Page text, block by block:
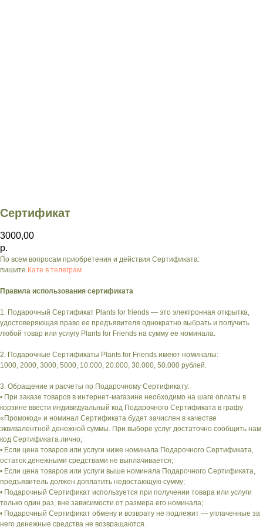
Сертификат
3000,00
р.
По всем вопросам приобретения и действия Сертификата:
пишите Кате в телеграм
Правила использования сертификата
1. Подарочный Сертификат Plants for friends — это электронная открытка,
удостоверяющая право ее предъявителя однократно выбрать и получить
любой товар или услугу Plants for Friends на сумму ее номинала.
2. Подарочные Сертификаты Plants for Friends имеют номиналы:
1000, 2000, 3000, 5000, 10.000, 20.000, 30.000, 50.000 рублей.
3. Обращение и расчеты по Подарочному Сертификату:
• При заказе товаров в интернет-магазине необходимо на шаге оплаты в
корзине ввести индивидуальный код Подарочного Сертификата в графу
«Промокод» и номинал Сертификата будет зачислен в качестве
эквивалентной денежной суммы. При выборе услуг достаточно сообщить нам
код Сертификата лично;
• Если цена товаров или услуги ниже номинала Подарочного Сертификата,
остаток денежными средствами не выплачивается;
• Если цена товаров или услуги выше номинала Подарочного Сертификата,
предъявитель должен доплатить недостающую сумму;
• Подарочный Сертификат используется при получении товара или услуги
только один раз, вне зависимости от размера его номинала;
• Подарочный Сертификат обмену и возврату не подлежит — уплаченные за
него денежные средства не возвращаются.